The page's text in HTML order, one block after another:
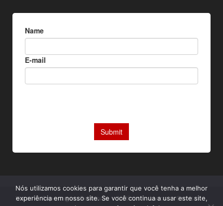
Home Reportagens Exclusivas Notícias Livros
Camisas
Nós utilizamos cookies para garantir que você tenha a melhor
experiência em nosso site. Se você continua a usar este site,